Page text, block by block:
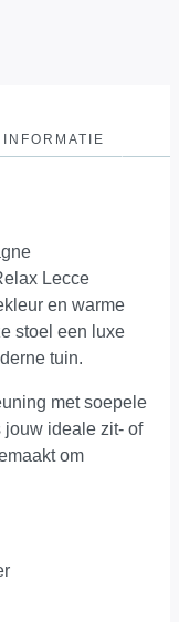
Lecce
en warme
stoel een luxe
tuin.
met soepele
ideale zit- of
om